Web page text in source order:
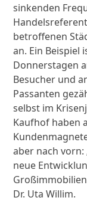
sinkenden
betroffenen
an. Ein Beispiel
Donnerstagen
Besucher und
Passanten
selbst im
Kaufhof haben
aber nach
neue
Dr. Uta Willim.